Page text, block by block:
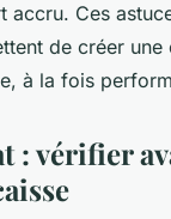
accru. Ces
de créer une
à la fois
: vérifier